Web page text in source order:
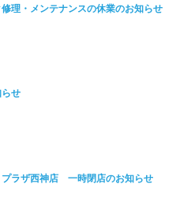
修理・メンテナンスの休業のお知らせ
せ
プラザ西神店 一時閉店のお知らせ